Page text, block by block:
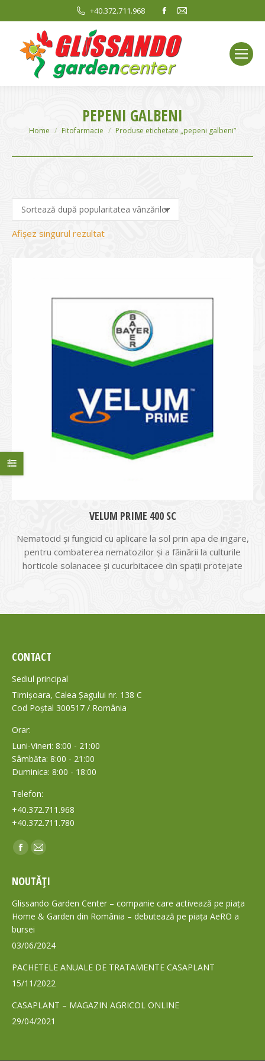
+40.372.711.968
Facebook
opens
in
new
window
Mail
window
PEPENI GALBENI
You are here:
Home Fitofarmacie Produse etichetate „pepeni galbeni”
Afișez singurul rezultat
VELUM PRIME 400 SC
Nematocid şi fungicid cu aplicare la sol prin apa de irigare,
pentru combaterea nematozilor şi a făinării la culturile
horticole solanacee şi cucurbitacee din spaţii protejate
CONTACT
Sediul principal
Timișoara, Calea Șagului nr. 138 C
Cod Poștal 300517 / România
Orar:
Luni-Vineri: 8:00 - 21:00
Sâmbăta: 8:00 - 21:00
Duminica: 8:00 - 18:00
Telefon:
+40.372.711.968
+40.372.711.780
Find us on:
Facebook
opens
in
new
window
Mail
opens
in
new
NOUTĂȚI
Glissando Garden Center – companie care activează pe piața
Home & Garden din România – debutează pe piața AeRO a
bursei
03/06/2024
PACHETELE ANUALE DE TRATAMENTE CASAPLANT
15/11/2022
CASAPLANT – MAGAZIN AGRICOL ONLINE
29/04/2021